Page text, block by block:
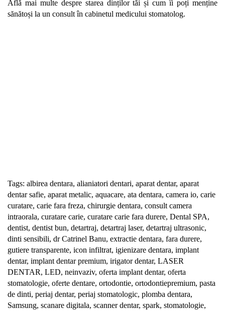
Află mai multe despre starea dinților tăi și cum îi poți menține
sănătoși la un consult în cabinetul medicului stomatolog.
Tags: albirea dentara, alianiatori dentari, aparat dentar, aparat
dentar safie, aparat metalic, aquacare, ata dentara, camera io, carie
curatare, carie fara freza, chirurgie dentara, consult camera
intraorala, curatare carie, curatare carie fara durere, Dental SPA,
dentist, dentist bun, detartraj, detartraj laser, detartraj ultrasonic,
dinti sensibili, dr Catrinel Banu, extractie dentara, fara durere,
gutiere transparente, icon infiltrat, igienizare dentara, implant
dentar, implant dentar premium, irigator dentar, LASER
DENTAR, LED, neinvaziv, oferta implant dentar, oferta
stomatologie, oferte dentare, ortodontie, ortodontiepremium, pasta
de dinti, periaj dentar, periaj stomatologic, plomba dentara,
Samsung, scanare digitala, scanner dentar, spark, stomatologie,